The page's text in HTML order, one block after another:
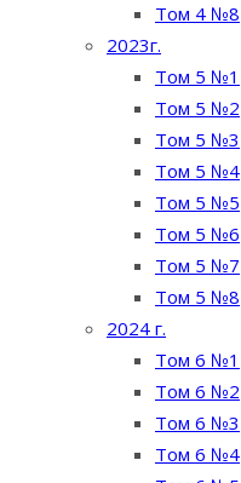
Том 4 №8
2023г.
Том 5 №1
Том 5 №2
Том 5 №3
Том 5 №4
Том 5 №5
Том 5 №6
Том 5 №7
Том 5 №8
2024 г.
Том 6 №1
Том 6 №2
Том 6 №3
Том 6 №4